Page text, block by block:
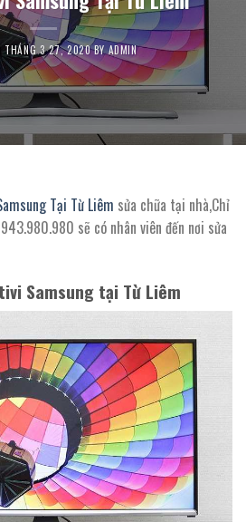
THÁNG 3 27, 2020BYADMIN
Tại Từ Liêm sửa chữa tại nhà,Chỉ
sẽ có nhân viên đến nơi sửa
Samsung tại Từ Liêm